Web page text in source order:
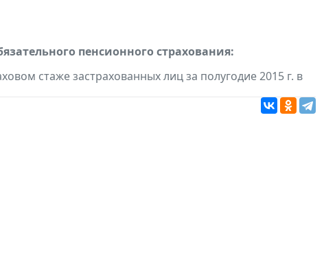
пенсионного страхования:
стаже застрахованных лиц за полугодие 2015 г. в